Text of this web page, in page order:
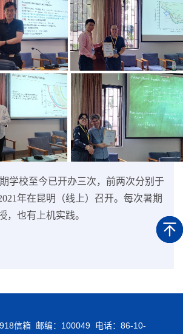
学校至今已开办三次，前两次分别于
年在昆明（线上）召开。每次暑期
，也有上机实践。
信箱 邮编：100049 电话：86-10-